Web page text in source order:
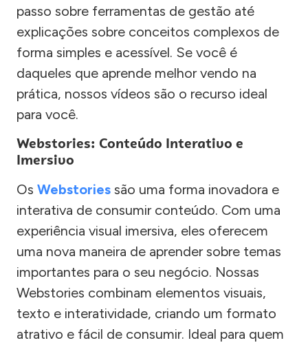
passo sobre ferramentas de gestão até
explicações sobre conceitos complexos de
forma simples e acessível. Se você é
daqueles que aprende melhor vendo na
prática, nossos vídeos são o recurso ideal
para você.
Webstories: Conteúdo Interativo e
Imersivo
Os Webstories são uma forma inovadora e
interativa de consumir conteúdo. Com uma
experiência visual imersiva, eles oferecem
uma nova maneira de aprender sobre temas
importantes para o seu negócio. Nossas
Webstories combinam elementos visuais,
texto e interatividade, criando um formato
atrativo e fácil de consumir. Ideal para quem